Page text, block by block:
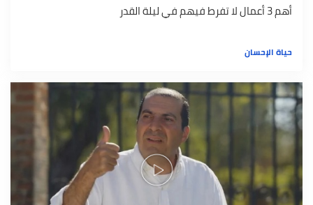
أهم 3 أعمال لا تفرط فيهم في ليلة القدر
حياة الإحسان